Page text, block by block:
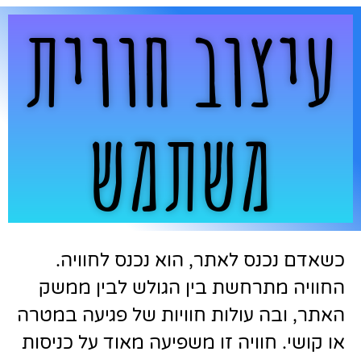
עיצוב חווית
משתמש
כשאדם נכנס לאתר, הוא נכנס לחוויה.
החוויה מתרחשת בין הגולש לבין ממשק
האתר, ובה עולות חוויות של פגיעה במטרה
או קושי. חוויה זו משפיעה מאוד על כניסות